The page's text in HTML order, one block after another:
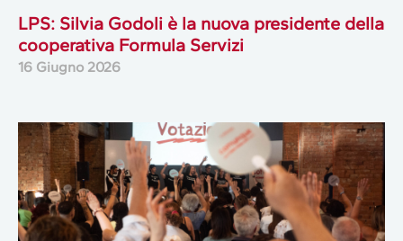
LPS: Silvia Godoli è la nuova presidente della
cooperativa Formula Servizi
16 Giugno 2026